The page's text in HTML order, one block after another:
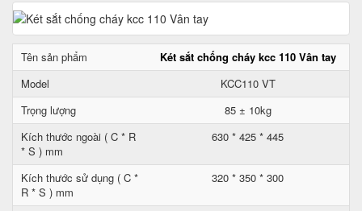
Tên sản phẩm
Két sắt chống cháy kcc 110 Vân tay
Model
KCC110 VT
Trọng lượng
85 ± 10kg
Kích thước ngoài ( C * R
* S ) mm
630 * 425 * 445
Kích thước sử dụng ( C *
R * S ) mm
320 * 350 * 300